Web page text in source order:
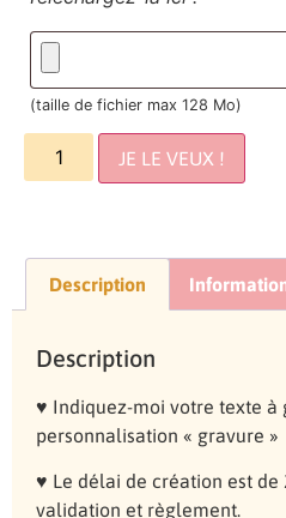
(taille de fichier max 128 Mo)
JE LE VEUX !
Description
Description
♥ Indiquez-moi votre texte à
personnalisation « gravure »
♥ Le délai de création est de
validation et règlement.